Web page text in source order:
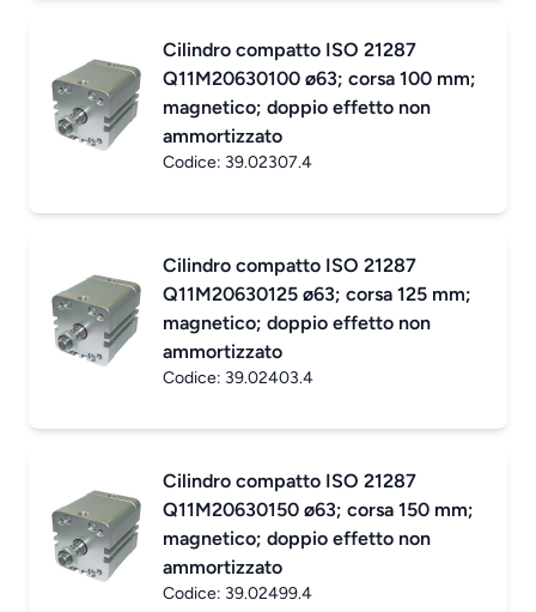
Cilindro compatto ISO 21287
Q11M20630100 ø63; corsa 100 mm;
magnetico; doppio effetto non
ammortizzato
Codice: 39.02307.4
Cilindro compatto ISO 21287
Q11M20630125 ø63; corsa 125 mm;
magnetico; doppio effetto non
ammortizzato
Codice: 39.02403.4
Cilindro compatto ISO 21287
Q11M20630150 ø63; corsa 150 mm;
magnetico; doppio effetto non
ammortizzato
Codice: 39.02499.4